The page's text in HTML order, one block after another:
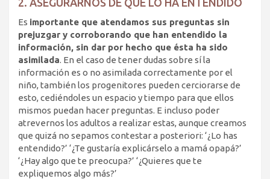
Es importante que atendamos sus preguntas sin
prejuzgar y corroborando que han entendido la
información, sin dar por hecho que ésta ha sido
asimilada. En el caso de tener dudas sobre sí la
información es o no asimilada correctamente por el
niño, también los progenitores pueden cerciorarse de
esto, cediéndoles un espacio y tiempo para que ellos
mismos puedan hacer preguntas. E incluso poder
atrevernos los adultos a realizar estas, aunque creamos
que quizá no sepamos contestar a posteriori: ‘¿Lo has
entendido?’ ‘¿Te gustaría explicárselo a mamá opapá?’
‘¿Hay algo que te preocupa?’ ‘¿Quieres que te
expliquemos algo más?’